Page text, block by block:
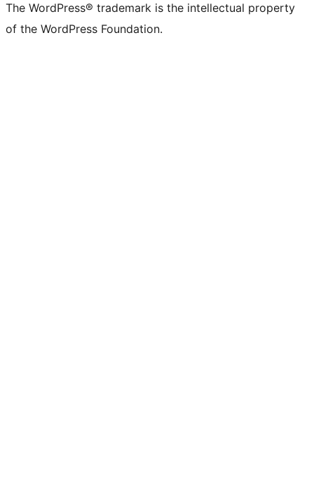
The WordPress® trademark is the intellectual property
of the WordPress Foundation.